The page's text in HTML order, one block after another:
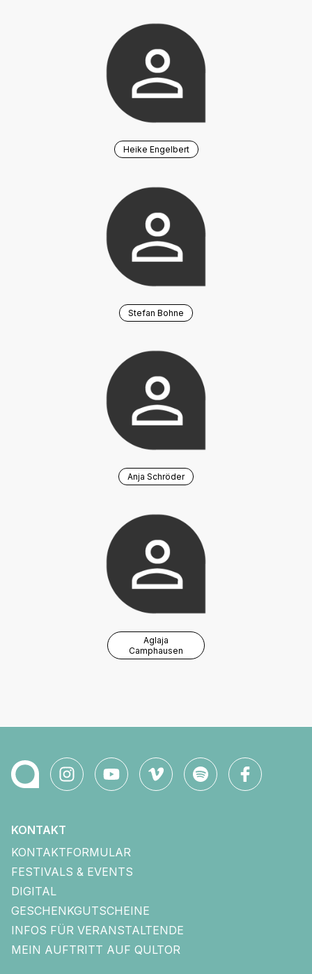
Heike Engelbert
Stefan Bohne
Anja Schröder
Aglaja
Camphausen
KONTAKT
KONTAKTFORMULAR
FESTIVALS & EVENTS
DIGITAL
GESCHENKGUTSCHEINE
INFOS FÜR VERANSTALTENDE
MEIN AUFTRITT AUF QULTOR